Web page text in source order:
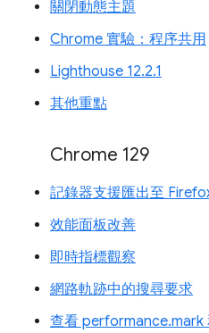
關閉動態主題
Chrome 實驗：程序共用
Lighthouse 12.2.1
其他重點
Chrome 129
記錄器支援匯出至
效能面板改善
即時指標觀察
網路軌跡中的搜尋要求
查看